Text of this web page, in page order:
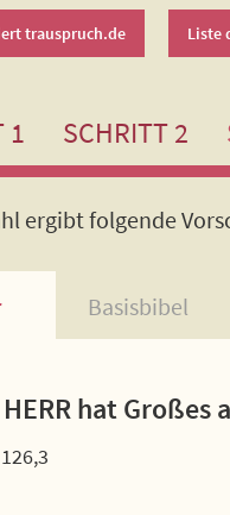
trauspruch.de Liste
1 SCHRITT 2
ergibt folgende
Basisbibel
hat